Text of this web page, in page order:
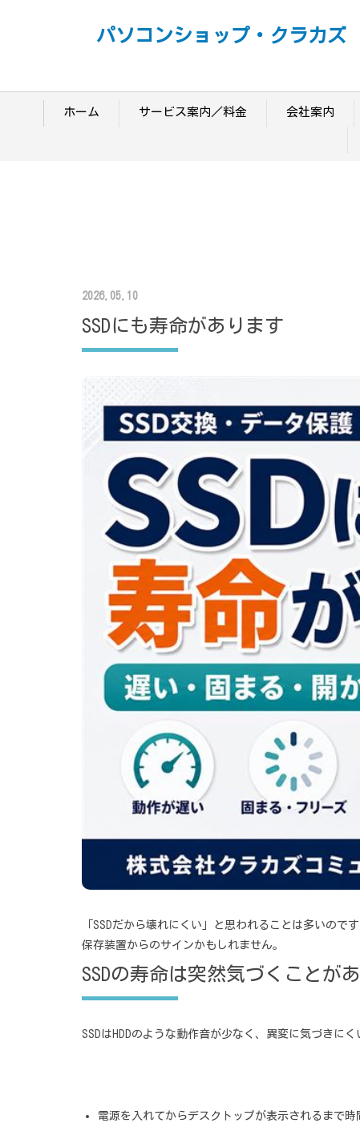
パソコンショップ・クラカズ
ホーム サービス案内／料金 会社案内
2026.05.10
SSDにも寿命があります
「SSDだから壊れにくい」と思われることは多いので
保存装置からのサインかもしれません。
SSDの寿命は突然気づくことが
SSDはHDDのような動作音が少なく、異変に気づきに
電源を入れてからデスクトップが表示されるまで時